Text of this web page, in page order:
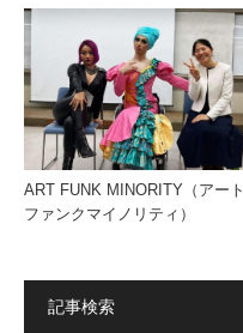
ART FUNK MINORITY（アート
ファンクマイノリティ）
記事検索